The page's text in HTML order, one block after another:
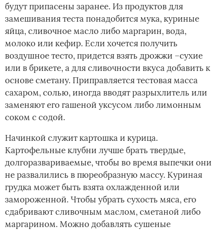
будут припасены заранее. Из продуктов для
замешивания теста понадобится мука, куриные
яйца, сливочное масло либо маргарин, вода,
молоко или кефир. Если хочется получить
воздушное тесто, придется взять дрожжи –сухие
или в брикете, а для сливочности вкуса добавить к
основе сметану. Приправляется тестовая масса
сахаром, солью, иногда вводят разрыхлитель или
заменяют его гашеной уксусом либо лимонным
соком с содой.
Начинкой служит картошка и курица.
Картофельные клубни лучше брать твердые,
долгоразвариваемые, чтобы во время выпечки они
не развалились в пюреобразную массу. Куриная
грудка может быть взята охлажденной или
замороженной. Чтобы убрать сухость мяса, его
сдабривают сливочным маслом, сметаной либо
маргарином. Можно добавлять сушеные